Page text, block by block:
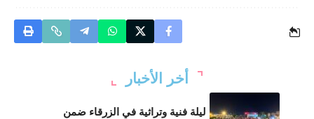
أخر الأخبار
ليلة فنية وتراثية في الزرقاء ضمن